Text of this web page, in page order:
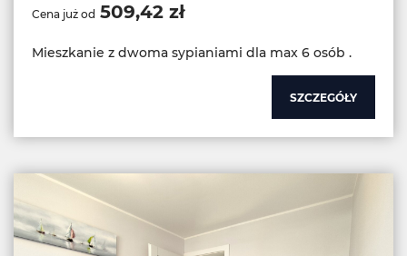
Cena już od 509,42 zł
Mieszkanie z dwoma sypianiami dla max 6 osób .
SZCZEGÓŁY